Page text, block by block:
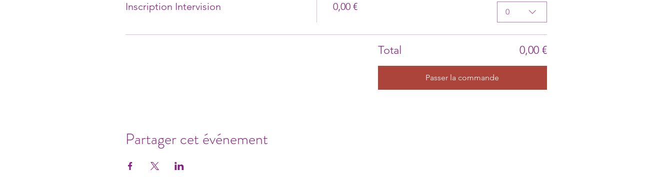
Inscription Intervision 0,00 € 0
Total 0,00 €
Passer la commande
Partager cet événement